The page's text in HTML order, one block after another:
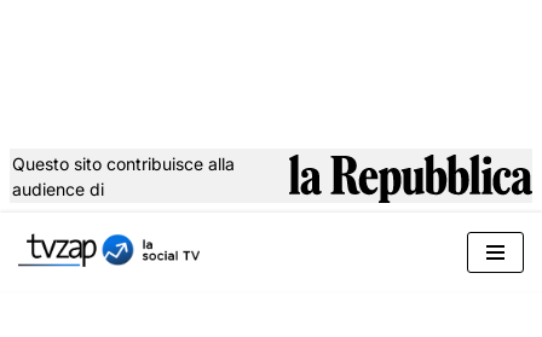
al
Questo sito contribuisce alla
audience di